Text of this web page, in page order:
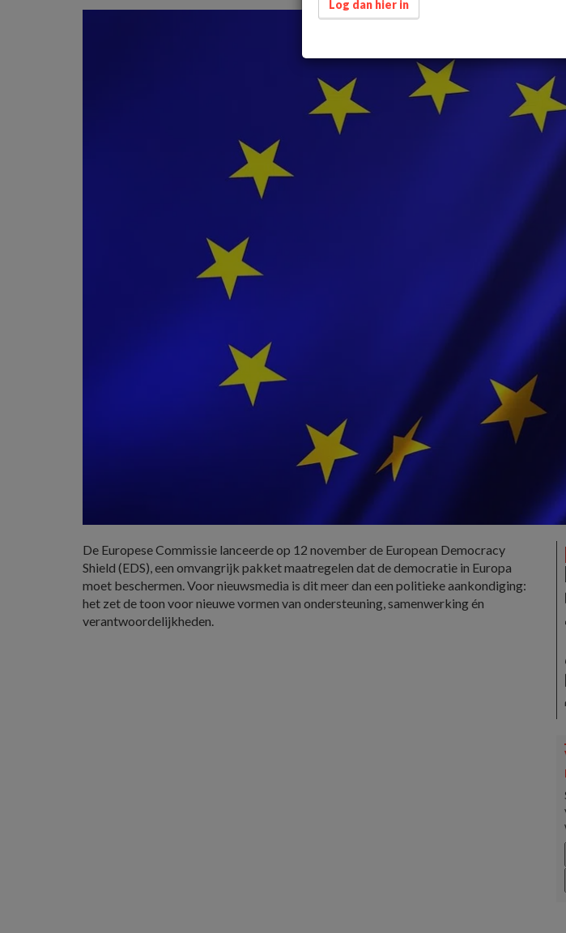
De Europese Commissie lanceerde op 12 november de European Democracy
Shield (EDS), een omvangrijk pakket maatregelen dat de democratie in Europa
moet beschermen. Voor nieuwsmedia is dit meer dan een politieke aankondiging:
het zet de toon voor nieuwe vormen van ondersteuning, samenwerking én
verantwoordelijkheden.
Log dan hier in